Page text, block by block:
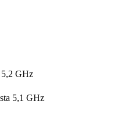
GHz
5,1 GHz